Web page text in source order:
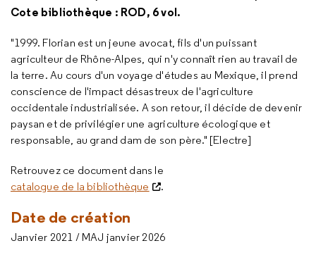
Cote bibliothèque : ROD, 6 vol.
"1999. Florian est un jeune avocat, fils d'un puissant
agriculteur de Rhône-Alpes, qui n'y connaît rien au travail de
la terre. Au cours d'un voyage d'études au Mexique, il prend
conscience de l'impact désastreux de l'agriculture
occidentale industrialisée. A son retour, il décide de devenir
paysan et de privilégier une agriculture écologique et
responsable, au grand dam de son père." [Electre]
Retrouvez ce document dans le
catalogue de la bibliothèque
.
Date de création
Janvier 2021 / MAJ janvier 2026